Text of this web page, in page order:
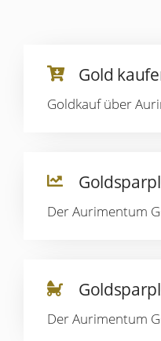
Gold
Goldkauf über
Der Aurimentum
Der Aurimentum